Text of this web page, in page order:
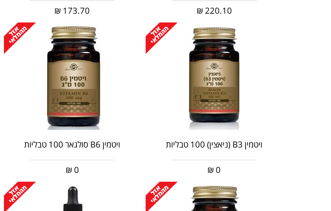
220.10
₪
173.70
₪
ויטמין B3 (ניאצין) 100 טבליות
0
₪
ויטמין B6 סולגאר 100 טבליות
0
₪